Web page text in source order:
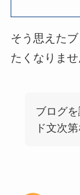
そう思えた
たくなりませ
ブログ
ド文次